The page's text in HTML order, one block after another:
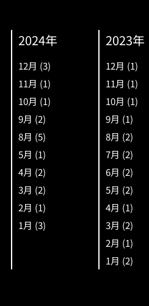
2024年
12月 (3)
11月 (1)
10月 (1)
9月 (2)
8月 (5)
5月 (1)
4月 (2)
3月 (2)
2月 (1)
1月 (3)
2023年
12月 (1)
11月 (1)
10月 (1)
9月 (1)
8月 (2)
7月 (2)
6月 (2)
5月 (2)
4月 (1)
3月 (2)
2月 (1)
1月 (2)